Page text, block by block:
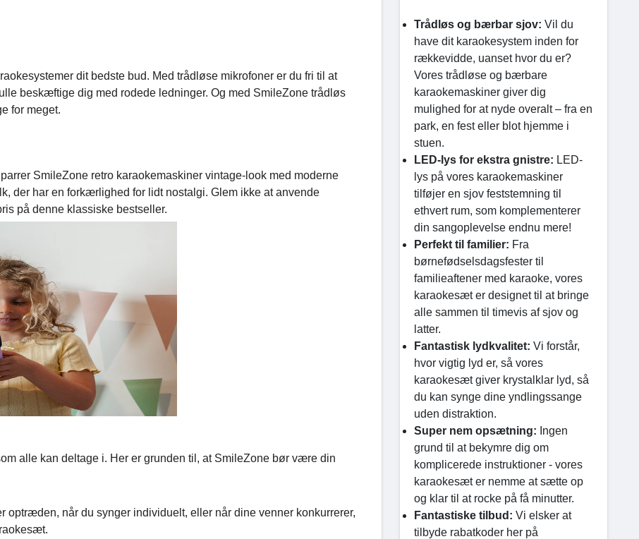
dit bedste bud. Med trådløse mikrofoner er du fri til at
beskæftige dig med rodede ledninger. Og med SmileZone trådløs
for meget.
SmileZone retro karaokemaskiner vintage-look med moderne
der har en forkærlighed for lidt nostalgi. Glem ikke at anvende
på denne klassiske bestseller.
alle kan deltage i. Her er grunden til, at SmileZone bør være din
optræden, når du synger individuelt, eller når dine venner konkurrerer,
Trådløs og bærbar sjov: Vil du
have dit karaokesystem inden for
rækkevidde, uanset hvor du er?
Vores trådløse og bærbare
karaokemaskiner giver dig
mulighed for at nyde overalt – fra en
park, en fest eller blot hjemme i
stuen.
LED-lys for ekstra gnistre: LED-
lys på vores karaokemaskiner
tilføjer en sjov feststemning til
ethvert rum, som komplementerer
din sangoplevelse endnu mere!
Perfekt til familier: Fra
børnefødselsdagsfester til
familieaftener med karaoke, vores
karaokesæt er designet til at bringe
alle sammen til timevis af sjov og
latter.
Fantastisk lydkvalitet: Vi forstår,
hvor vigtig lyd er, så vores
karaokesæt giver krystalklar lyd, så
du kan synge dine yndlingssange
uden distraktion.
Super nem opsætning: Ingen
grund til at bekymre dig om
komplicerede instruktioner - vores
karaokesæt er nemme at sætte op
og klar til at rocke på få minutter.
Fantastiske tilbud: Vi elsker at
tilbyde rabatkoder her på